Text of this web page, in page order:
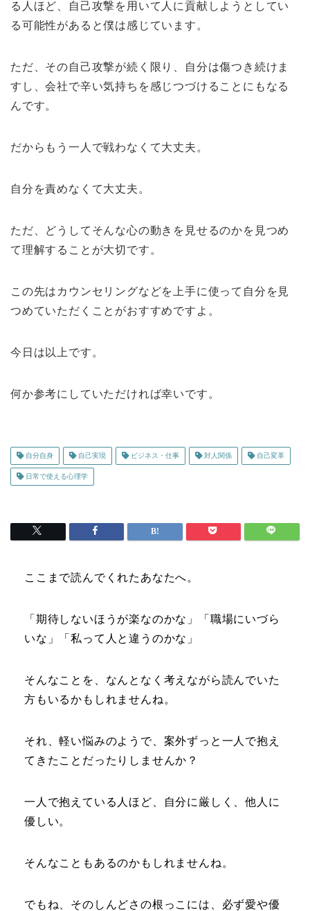
る人ほど、自己攻撃を用いて人に貢献しようとしてい
る可能性があると僕は感じています。
ただ、その自己攻撃が続く限り、自分は傷つき続けま
すし、会社で辛い気持ちを感じつづけることにもなる
んです。
だからもう一人で戦わなくて大丈夫。
自分を責めなくて大丈夫。
ただ、どうしてそんな心の動きを見せるのかを見つめ
て理解することが大切です。
この先はカウンセリングなどを上手に使って自分を見
つめていただくことがおすすめですよ。
今日は以上です。
何か参考にしていただければ幸いです。
自分自身 自己実現 ビジネス・仕事 対人関係 自己変革
日常で使える心理学
ここまで読んでくれたあなたへ。
「期待しないほうが楽なのかな」「職場にいづら
いな」「私って人と違うのかな」
そんなことを、なんとなく考えながら読んでいた
方もいるかもしれませんね。
それ、軽い悩みのようで、案外ずっと一人で抱え
てきたことだったりしませんか？
一人で抱えている人ほど、自分に厳しく、他人に
優しい。
そんなこともあるのかもしれませんね。
でもね、そのしんどさの根っこには、必ず愛や優